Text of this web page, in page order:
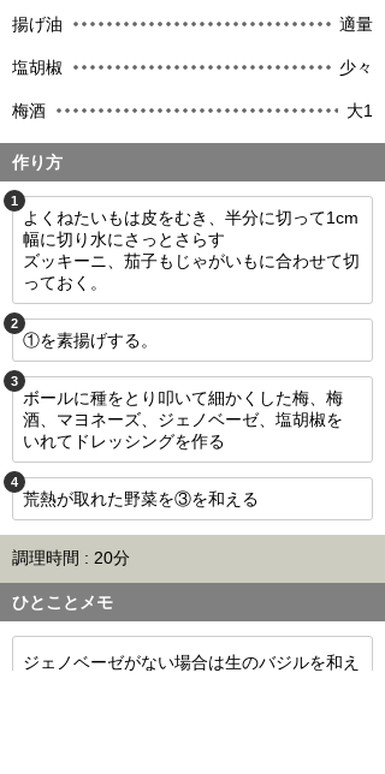
揚げ油 適量
塩胡椒 少々
梅酒 大1
作り方
1
よくねたいもは皮をむき、半分に切って1cm
幅に切り水にさっとさらす
ズッキーニ、茄子もじゃがいもに合わせて切
っておく。
2
①を素揚げする。
3
ボールに種をとり叩いて細かくした梅、梅
酒、マヨネーズ、ジェノベーゼ、塩胡椒を
いれてドレッシングを作る
4
荒熱が取れた野菜を③を和える
調理時間 : 20分
ひとことメモ
ジェノベーゼがない場合は生のバジルを和え